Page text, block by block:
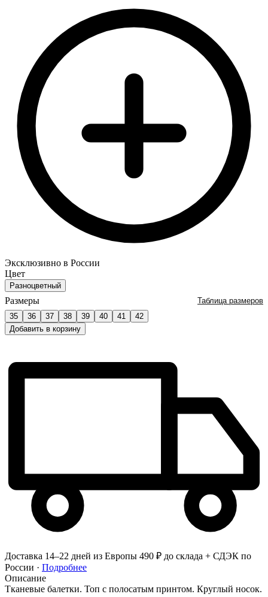
Эксклюзивно в России
Цвет
Разноцветный
Размеры
Таблица размеров
35
36 37 38 39 40 41
42
Добавить в корзину
Доставка 14–22 дней из Европы 490 ₽ до склада + СДЭК по
России · Подробнее
Описание
Тканевые балетки. Топ с полосатым принтом. Круглый носок.